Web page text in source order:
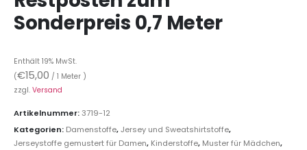
Sonderpreis 0,7 Meter
Enthält 19% MwSt.
(€15,00 / 1 Meter )
zzgl. Versand
Artikelnummer:3719-12
Kategorien: Damenstoffe,Jersey und Sweatshirtstoffe,
Jerseystoffe gemustert für Damen, Kinderstoffe, Muster für Mädchen,